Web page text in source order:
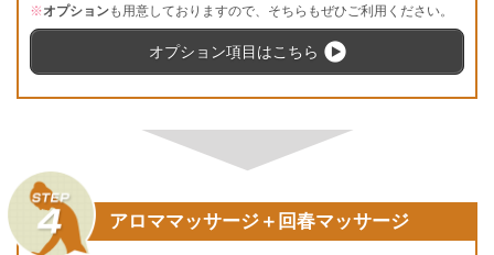
※オプションも用意しておりますので、そちらもぜひご利用ください。
オプション項目はこちら
アロママッサージ＋回春マッサージ